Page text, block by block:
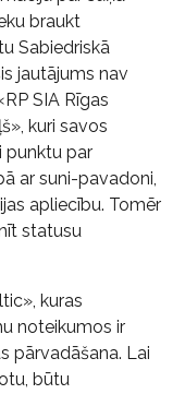
braukt
Sabiedriskā
jautājums nav
SIA Rīgas
kuri savos
punktu par
ar suni-pavadoni,
apliecību. Tomēr
statusu
kuras
noteikumos ir
pārvadāšana. Lai
būtu